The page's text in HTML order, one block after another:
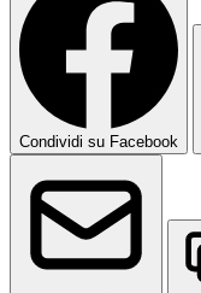
Condividi su Facebook